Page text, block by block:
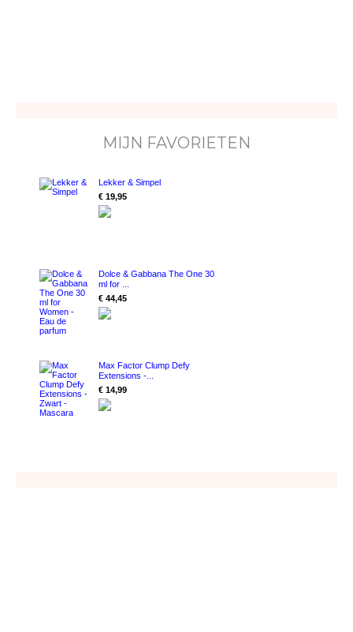
MIJN FAVORIETEN
Lekker & Simpel
€ 19,95
Dolce & Gabbana The One 30
ml for ...
€ 44,45
Max Factor Clump Defy
Extensions -...
€ 14,99